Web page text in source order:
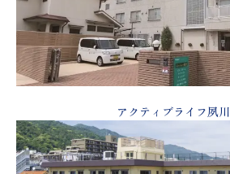
アクティブライフ夙川